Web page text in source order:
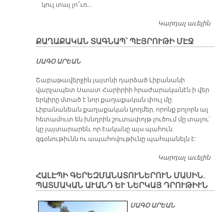
կուլ տալ լո՜ւռ...
Կարդալ աւելին
ՔԱՂԱՔԱԿԱՆ ՏԱԳՆԱՊ՝ ՊԷՅՐՈՒԹԻ ՄԷՋ
ՍԱԳՕ ԱՐԵԱՆ
Շաբաթավերջին յայտնի դարձած Լիբանանի
վարչապետ Սաատ Հարիրիի հրաժարականէն ի վեր
երկիրը մտած է նոր քաղաքական փուլ մը:
Լիբանանեան քաղաքական կողմեր, որոնք բոլորն ալ
հետամուտ են խնդրին շուտափոյթ լուծում մը տալու՝
կը յայտարարեն, որ էականը այս պահուն
զգօնութիւնն ու ապահովութիւնը պահպանելն է:
Կարդալ աւելին
ՀԱԼԷՊԻ ԳԵՐԵԶՄԱՆԱՏՈՒՆԵՐՈՒՆ ՄԱՍԻՆ.
ՊԱՏՄԱԿԱՆ ԱՒԱՆԴ ԵՒ ՆԵՐԿԱՅ ԴՐՈՒԹԻՒՆ
ՍԱԳՕ ԱՐԵԱՆ